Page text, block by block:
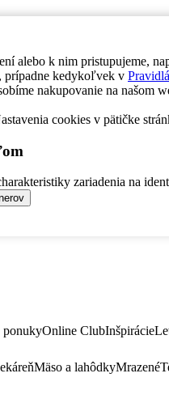
alebo k nim pristupujeme,
prípadne kedykoľvek v
nakupovanie na našom
cookies v pätičke
zariadenia na
ponukyOnline ClubInšpirácie
Mäso a lahôdkyMrazené